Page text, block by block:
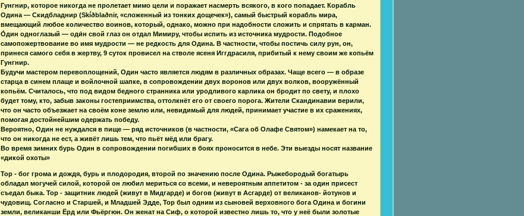
Гунгнир, которое никогда не пролетает мимо цели и поражает насмерть всякого, в кого попадает. Корабль
Одина — Скидбладнир (Skíðblaðnir, «сложенный из тонких дощечек»), самый быстрый корабль мира,
вмещающий любое количество воинов, который, однако, можно при надобности сложить и спрятать в карман.
О́дин одноглазый — оди́н свой глаз он отдал Мимиру, чтобы испить из источника мудрости. Подобное
самопожертвование во имя мудрости — не редкость для Одина. В частности, чтобы постичь силу рун, он,
принеся самого себя в жертву, 9 суток провисел на стволе ясеня Иггдрасиля, прибитый к нему своим же копьём
Гунгнир.
Будучи мастером перевоплощений, Один часто является людям в различных образах. Чаще всего — в образе
старца в синем плаще и войлочной шапке, в сопровождении двух воронов или двух волков, вооружённый
копьём. Считалось, что под видом бедного странника или уродливого карлика он бродит по свету, и плохо
будет тому, кто, забыв законы гостеприимства, оттолкнёт его от своего порога. Жители Скандинавии верили,
что он часто объезжает на своём коне землю или, невидимый для людей, принимает участие в их сражениях,
помогая достойнейшим одержать победу.
Вероятно, Один не нуждался в пище — ряд источников (в частности, «Сага об Олафе Святом») намекает на то,
что он никогда не ест, а живёт лишь тем, что пьёт мёд или брагу.
Во время зимних бурь Один в сопровождении погибших в боях проносится в небе. Эти выезды носят название
«дикой охоты»
Тор - бог грома и дождя, бурь и плодородия, второй по значению после Одина. Рыжебородый богатырь
обладал могучей силой, которой он любил мериться со всеми, и невероятным аппетитом - за один присест
съедал быка. Тор - защитник людей (живут в Мидгарде) и богов (живут в Асгарде) от великанов- йотунов и
чудовищ. Согласно и Старшей, и Младшей Эдде, Тор был одним из сыновей верховного бога Одина и богини
земли, великанши Ёрд или Фьёргюн. Он женат на Сиф, о которой известно лишь то, что у неё были золотые